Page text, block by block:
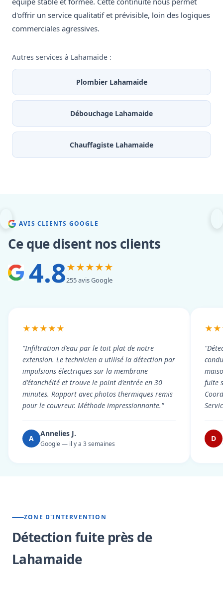
d'offrir un service qualitatif et prévisible, loin des logiques
commerciales agressives.
Autres services à Lahamaide :
Plombier Lahamaide
Débouchage Lahamaide
Chauffagiste Lahamaide
AVIS CLIENTS GOOGLE
Ce que disent nos clients
4.8★★★★★
255 avis Google
★★★★★
"Infiltration d'eau par le toit plat de notre
extension. Le technicien a utilisé la détection par
impulsions électriques sur la membrane
d'étanchéité et trouve le point d'entrée en 30
minutes. Rapport avec photos thermiques remis
pour le couvreur. Méthode impressionnante."
A
Annelies J.
Google — il y a 3 semaines
fuite
D
ZONE D'INTERVENTION
Détection fuite près de
Lahamaide